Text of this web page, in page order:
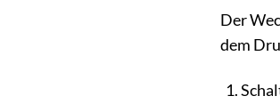
Der
dem